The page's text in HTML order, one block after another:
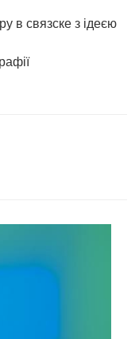
в связске з ідеєю